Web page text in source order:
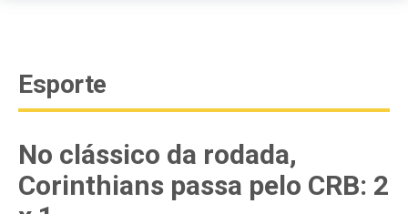
Esporte
No clássico da rodada,
Corinthians passa pelo CRB: 2